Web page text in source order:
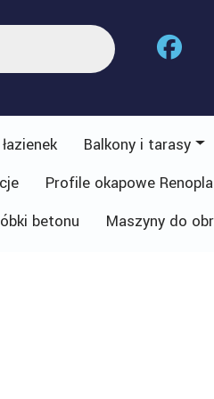
Balkony i tarasy
Profile okapowe
betonu Maszyny do